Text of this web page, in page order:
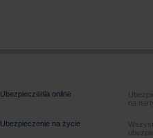
Ubezpieczenia online
na
Ubezpieczenie na życie